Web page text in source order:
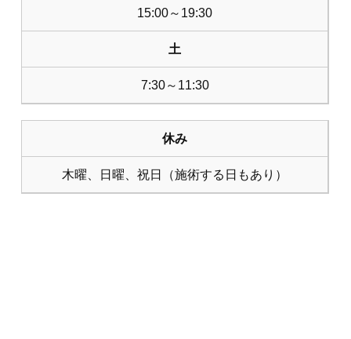
15:00～19:30
土
7:30～11:30
休み
木曜、日曜、祝日（施術する日もあり）